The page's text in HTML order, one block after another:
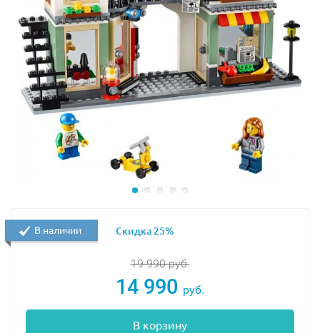
Интерактивный конструктор Лего 71377 оснащен
увлекательными спецэффектами, может
использоваться как интересная игра и как часть
уникальной коллекции. Понравится почитателям этой
увлекательной истории и тем, кто любит интересные,
замысловатые конструкции с сюрпризами.
Занимательный процесс сборки по подробной
инструкции завершится созданием уникального
квеста для главного героя (его фигурка не входит в
набор). Приобретая основной набор и
создать целый мир увлекательных приключений
Марио.
Качественно изготовленный конструктор будет
долгое время радовать своего владельца, не теряя
первоначального вида, даже при многочисленных
19 990руб.
14 990 руб.
В корзину
В наличии Скидка 25%